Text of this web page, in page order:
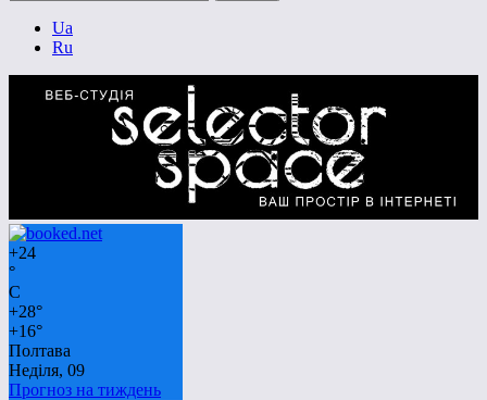
Ua
Ru
+24
°
C
+28°
+16°
Полтава
Неділя, 09
Прогноз на тиждень